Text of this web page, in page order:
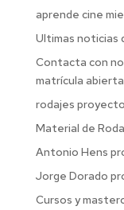
aprende cine
Ultimas noticias
Contacta con
matrícula abierta
rodajes
Material de
Antonio Hens
Jorge Dorado
Cursos y